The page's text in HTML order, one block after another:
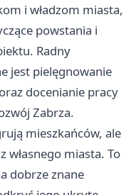
i władzom miasta,
powstania i
Radny
jest pielęgnowanie
docenianie pracy
Zabrza.
mieszkańców, ale
własnego miasta. To
dobrze znane